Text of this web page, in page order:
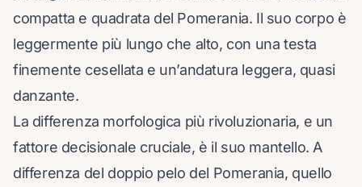
compatta e quadrata del Pomerania. Il suo corpo è
leggermente più lungo che alto, con una testa
finemente cesellata e un’andatura leggera, quasi
danzante.
La differenza morfologica più rivoluzionaria, e un
fattore decisionale cruciale, è il suo mantello. A
differenza del doppio pelo del Pomerania, quello